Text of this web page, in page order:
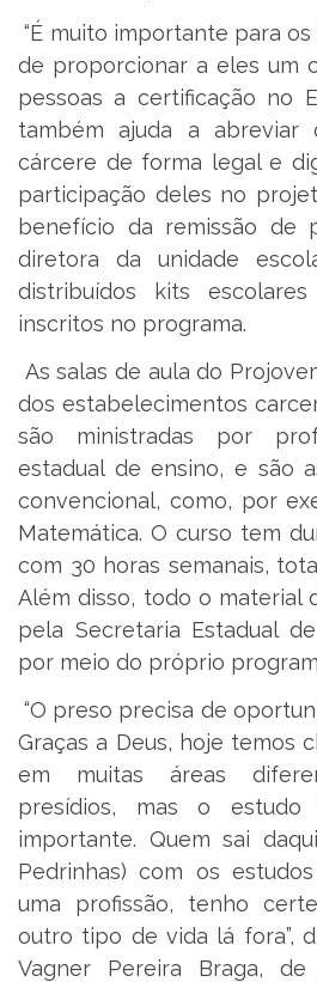
“É muito importante para
de proporcionar a eles um
pessoas a certificação no
também ajuda a
cárcere de forma legal e
participação deles no
benefício da remissão de
diretora da unidade
distribuídos kits
inscritos no programa.
As salas de aula do
dos estabelecimentos
são ministradas por
estadual de ensino, e são
convencional, como, por
Matemática. O curso tem
com 30 horas semanais,
Além disso, todo o material
pela Secretaria Estadual
por meio do próprio
“O preso precisa de
Graças a Deus, hoje temos
em muitas áreas
presídios, mas o
importante. Quem sai
Pedrinhas) com os
uma profissão, tenho
outro tipo de vida lá fora”,
Vagner Pereira Braga,